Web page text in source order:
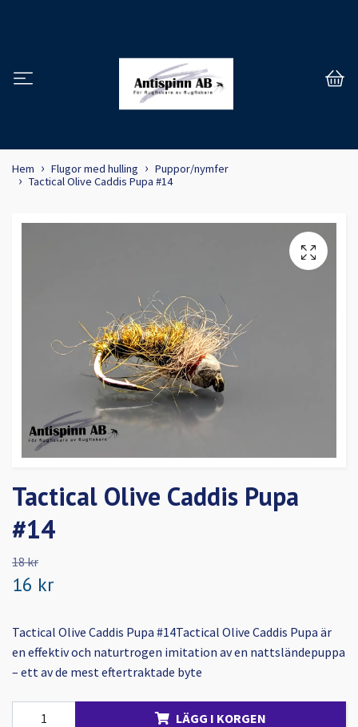
Hem Flugor med hulling
Puppor/nymfer
Tactical Olive Caddis Pupa #14
Tactical Olive Caddis Pupa
#14
18 kr
16 kr
Tactical Olive Caddis Pupa #14Tactical Olive Caddis Pupa är
en effektiv och naturtrogen imitation av en nattsländepuppa
– ett av de mest eftertraktade byte
LÄGG I KORGEN